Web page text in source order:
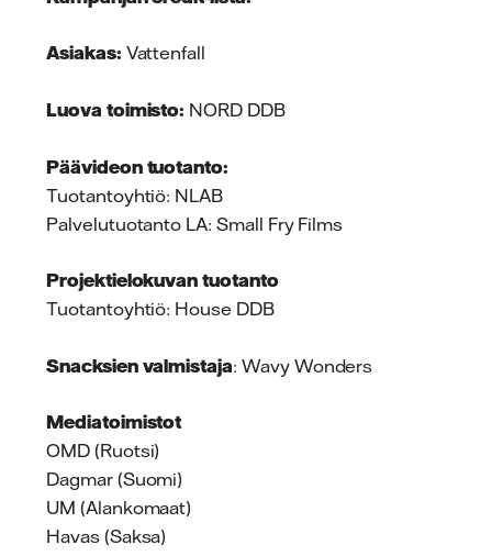
Asiakas: Vattenfall
Luova toimisto: NORD DDB
Päävideon tuotanto:
Tuotantoyhtiö: NLAB
Palvelutuotanto LA: Small Fry Films
Projektielokuvan tuotanto
Tuotantoyhtiö: House DDB
Snacksien valmistaja: Wavy Wonders
Mediatoimistot
OMD (Ruotsi)
Dagmar (Suomi)
UM (Alankomaat)
Havas (Saksa)